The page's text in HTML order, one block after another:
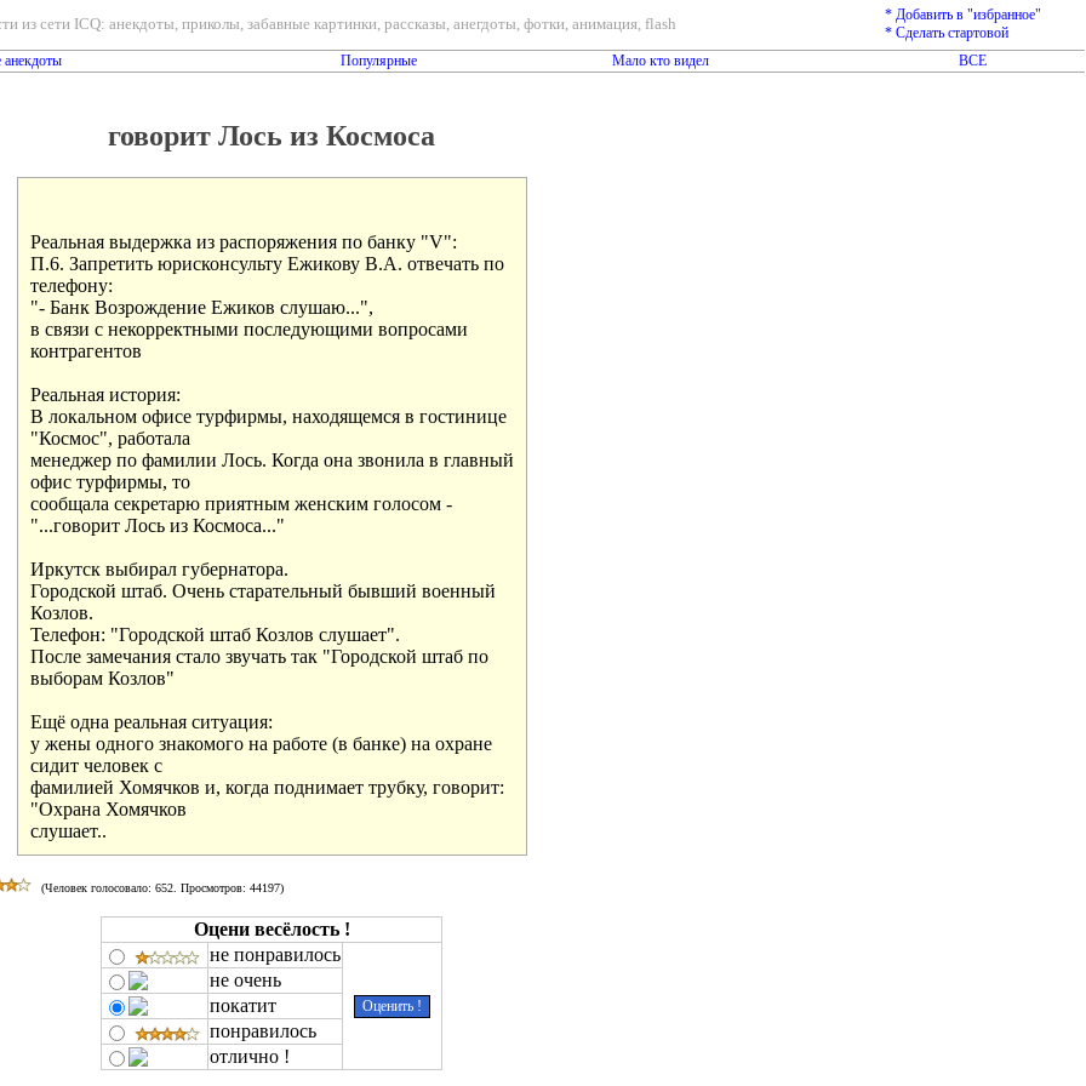
из сети ICQ: анекдоты, приколы, забавные картинки, рассказы, анегдоты, фотки, анимация, flash
* Добавить в "избранное"
* Сделать стартовой
Популярные Мало кто видел ВСЕ
говорит Лось из Космоса
Реальная выдержка из распоряжения по банку "V":
П.6. Запретить юрисконсульту Ежикову В.А. отвечать по
телефону:
"- Банк Возрождение Ежиков слушаю...",
в связи с некорректными последующими вопросами
контрагентов
Реальная история:
В локальном офисе турфирмы, находящемся в гостинице
"Космос", работала
менеджер по фамилии Лось. Когда она звонила в главный
офис турфирмы, то
сообщала секретарю приятным женским голосом -
"...говорит Лось из Космоса..."
Иркутск выбирал губернатора.
Городской штаб. Очень старательный бывший военный
Козлов.
Телефон: "Городской штаб Козлов слушает".
После замечания стало звучать так "Городской штаб по
выборам Козлов"
Ещё одна реальная ситуация:
у жены одного знакомого на работе (в банке) на охране
сидит человек с
фамилией Хомячков и, когда поднимает трубку, говорит:
"Охрана Хомячков
слушает..
(Человек голосовало: 652 . Просмотров: 44197)
Оцени весёлость !
не понравилось
не очень
покатит
понравилось
отлично !